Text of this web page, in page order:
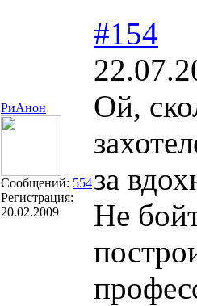
РиАнон
Сообщений: 554
Регистрация:
20.02.2009
#154
Ой,
за
Не